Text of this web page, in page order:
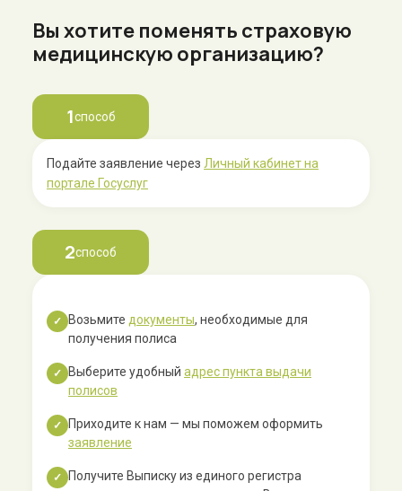
Вы хотите поменять страховую
медицинскую организацию?
1способ
Подайте заявление через Личный кабинет на
портале Госуслуг
2способ
✓ Возьмите документы, необходимые для
получения полиса
✓ Выберите удобный адрес пункта выдачи
полисов
✓
Приходите к нам — мы поможем оформить
заявление
✓
Получите Выписку из единого регистра